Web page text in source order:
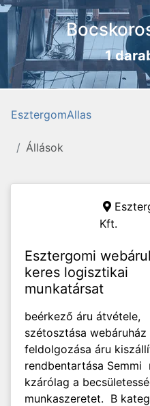
1
EsztergomAllas
Állások
Kft.
Esztergomi
keres logisztikai
munkatársat
beérkező áru átvétele,
szétosztása webáruház
feldolgozása áru
rendbentartása Semmi
kzárólag a
munkaszeretet. B